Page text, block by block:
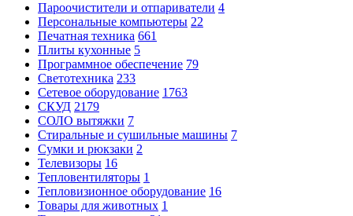
Пароочистители и отпариватели 4
Персональные компьютеры 22
Печатная техника 661
Плиты кухонные 5
Программное обеспечение 79
Светотехника 233
Сетевое оборудование 1763
СКУД 2179
СОЛО вытяжки 7
Стиральные и сушильные машины 7
Сумки и рюкзаки 2
Телевизоры 16
Тепловентиляторы 1
Тепловизионное оборудование 16
Товары для животных 1